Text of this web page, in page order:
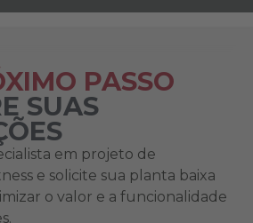
PASSO
SUAS
em projeto de
e solicite sua planta baixa
o valor e a funcionalidade